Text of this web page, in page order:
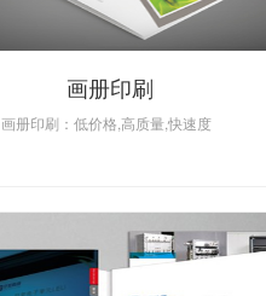
画册印刷
画册印刷：低价格,高质量,快速度